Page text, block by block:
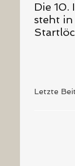
Die 10.
steht in
Letzte